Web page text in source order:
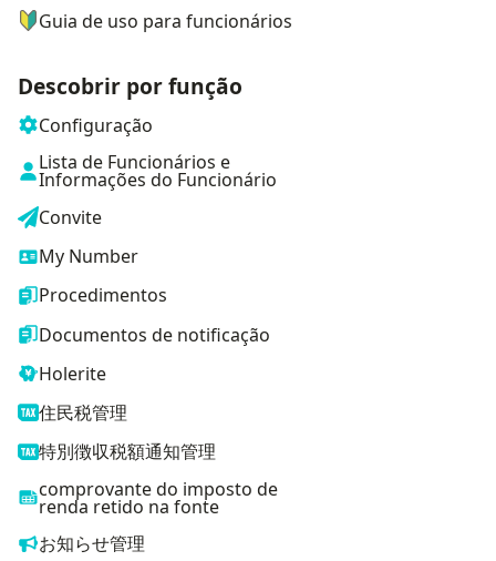
Guia de uso para funcionários
Descobrir por função
Configuração
Lista de Funcionários e
Informações do Funcionário
Convite
My Number
Procedimentos
Documentos de notificação
Holerite
住民税管理
特別徴収税額通知管理
comprovante do imposto de
renda retido na fonte
お知らせ管理